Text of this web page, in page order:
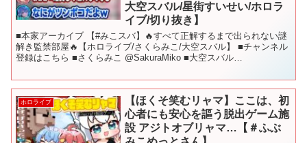
大空スバル/星街すいせい/ホロラ
イブ/切り抜き】
■本家アーカイブ 【#みこスバ】🔥すべて正解するまで出られない謎
解き監禁部屋🔥【ホロライブ/さくらみこ/大空スバル】 ■チャンネル
登録はこちら ■さくらみこ @SakuraMiko ■大空スバル
ホロライブ
【ほくそ笑むリャマ】ここは、初
心者にも安心を謳う脱出ゲーム施
設 アジトオブリャマ…【＃ふぶ